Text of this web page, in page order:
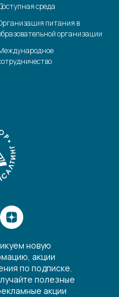
среда
питания в
организации
новую
акции
по подписке.
полезные
акции